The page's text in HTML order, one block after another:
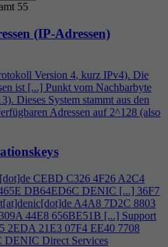
55
(IP-Adressen)
Version 4, kurz IPv4). Die
ist [...] Punkt vom Nachbarbyte
Dieses System stammt aus den
Adressen auf 2^128 (also
CEBD C326 4F26 A2C4
DB64ED6C DENIC [...] 36F7
A4A8 7D2C 8803
44E8 656BE51B [...] Support
2EDA 21E3 07F4 EE40 7708
DENIC Direct Services